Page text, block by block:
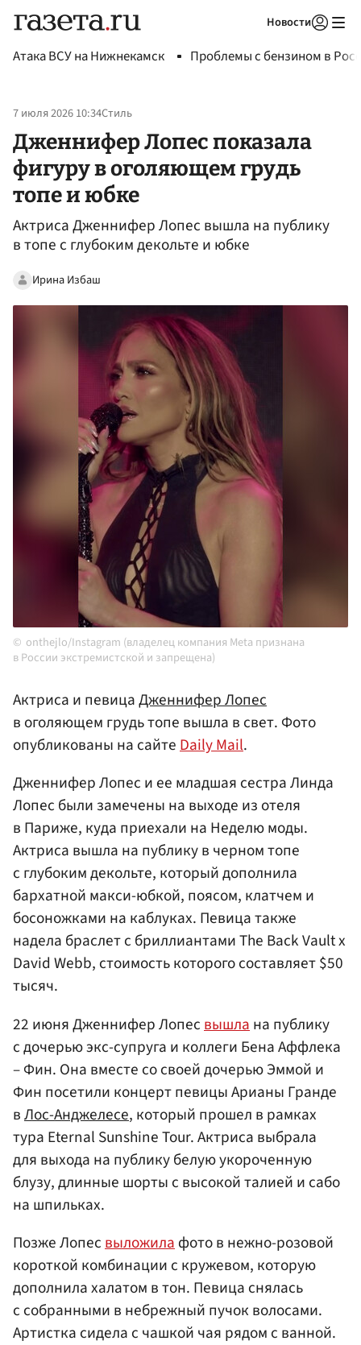
Новости
Атака ВСУ на Нижнекамск Проблемы с бензином в
7 июля 2026 10:34Стиль
Дженнифер Лопес показала
фигуру в оголяющем грудь
топе и юбке
Актриса Дженнифер Лопес вышла на публику
в топе с глубоким декольте и юбке
Ирина Избаш
onthejlo/Instagram (владелец компания Meta признана
в России экстремистской и запрещена)
Актриса и певицаДженнифер Лопес
в оголяющем грудь топе вышла в свет. Фото
опубликованы на сайтеDaily Mail.
Дженнифер Лопес и ее младшая сестра Линда
Лопес были замечены на выходе из отеля
в Париже, куда приехали на Неделю моды.
Актриса вышла на публику в черном топе
с глубоким декольте, который дополнила
бархатной макси-юбкой, поясом, клатчем и
босоножками на каблуках. Певица также
надела браслет с бриллиантами The Back Vault x
David Webb, стоимость которого составляет $50
тысяч.
22 июня Дженнифер Лопес вышла на публику
с дочерью экс-супруга и коллеги Бена Аффлека
– Фин. Она вместе со своей дочерью Эммой и
Фин посетили концерт певицы Арианы Гранде
вЛос-Анджелесе, который прошел в рамках
тура Eternal Sunshine Tour. Актриса выбрала
для выхода на публику белую укороченную
блузу, длинные шорты с высокой талией и сабо
на шпильках.
Позже Лопесвыложилафото в нежно-розовой
короткой комбинации с кружевом, которую
дополнила халатом в тон. Певица снялась
с собранными в небрежный пучок волосами.
Артистка сидела с чашкой чая рядом с ванной.